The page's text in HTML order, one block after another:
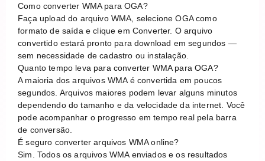
Como converter WMA para OGA?
Faça upload do arquivo WMA, selecione OGA como
formato de saída e clique em Converter. O arquivo
convertido estará pronto para download em segundos —
sem necessidade de cadastro ou instalação.
Quanto tempo leva para converter WMA para OGA?
A maioria dos arquivos WMA é convertida em poucos
segundos. Arquivos maiores podem levar alguns minutos
dependendo do tamanho e da velocidade da internet. Você
pode acompanhar o progresso em tempo real pela barra
de conversão.
É seguro converter arquivos WMA online?
Sim. Todos os arquivos WMA enviados e os resultados